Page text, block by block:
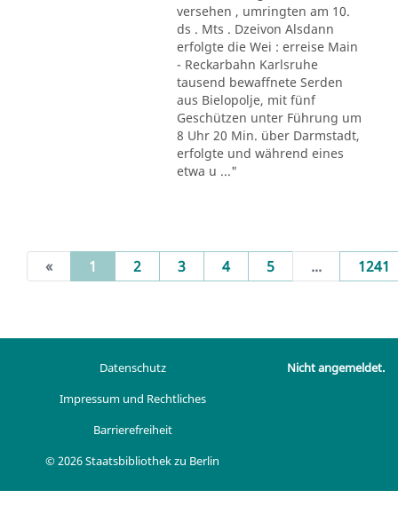
versehen , umringten am 10.
ds . Mts . Dzeivon Alsdann
erfolgte die Wei : erreise Main
- Reckarbahn Karlsruhe
tausend bewaffnete Serden
aus Bielopolje, mit fünf
Geschützen unter Führung um
8 Uhr 20 Min. über Darmstadt,
erfolgte und während eines
etwa u ..."
« 1 (current)
2 3 4 5 ... 1241
Datenschutz
Impressum und Rechtliches
Barrierefreiheit
© 2026 Staatsbibliothek zu Berlin
Nicht angemeldet.